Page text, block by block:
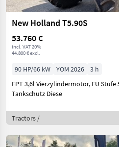
New Holland T5.90S
53.760 €
incl. VAT 20%
44.800 € excl.
90 HP/66 kW YOM 2026
3 h
FPT 3,6l Vierzylindermotor, EU Stufe 5 Kraftstofftank ohne
Tankschutz Diese
Tractors /